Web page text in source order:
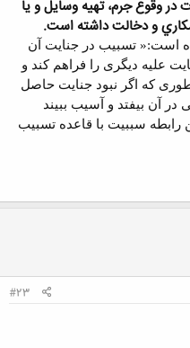
وقوع جرم، تهيه وسايل و يا
و دخالت داشته است.
نموده است:« تسبیب در جنایت آن
علیه دیگری را فراهم کند و
که اگر نبود جنایت حاصل
آن بیفتد و آسیب ببیند
سببیت با قاعده تسبیب
#23